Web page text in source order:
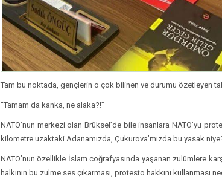
Tam bu noktada, gençlerin o çok bilinen ve durumu özetleyen
“Tamam da kanka, ne alaka?!”
NATO’nun merkezi olan Brüksel’de bile insanlara NATO’yu
kilometre uzaktaki Adanamızda, Çukurova’mızda bu yasak
NATO’nun özellikle İslam coğrafyasında yaşanan zulümlere
halkının bu zulme ses çıkarması, protesto hakkını kullanması